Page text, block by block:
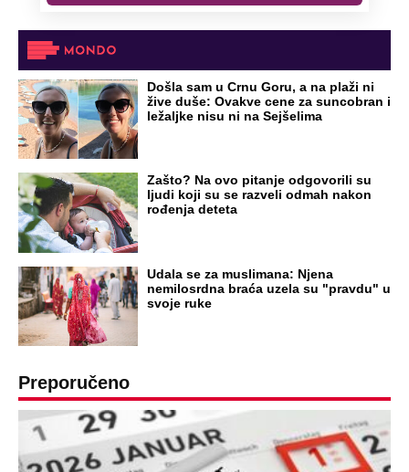
Došla sam u Crnu Goru, a na plaži ni
žive duše: Ovakve cene za suncobran i
ležaljke nisu ni na Sejšelima
Zašto? Na ovo pitanje odgovorili su
ljudi koji su se razveli odmah nakon
rođenja deteta
Udala se za muslimana: Njena
nemilosrdna braća uzela su "pravdu" u
svoje ruke
Preporučeno